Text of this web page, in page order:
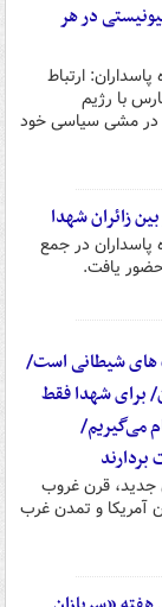
در هر
ارتباط
با رژیم
در مشی سیاسی خود
زائران شهدا
پاسداران در جمع
حضور یافت.
های شیطانی است/
برای شهدا فقط
می‌گیریم/
جدید، قرن غروب
آمریکا و تمدن غرب